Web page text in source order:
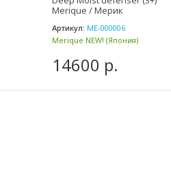
Merique / Мерик
Артикул: ME-000006
Merique NEW! (Япония)
14600 р.